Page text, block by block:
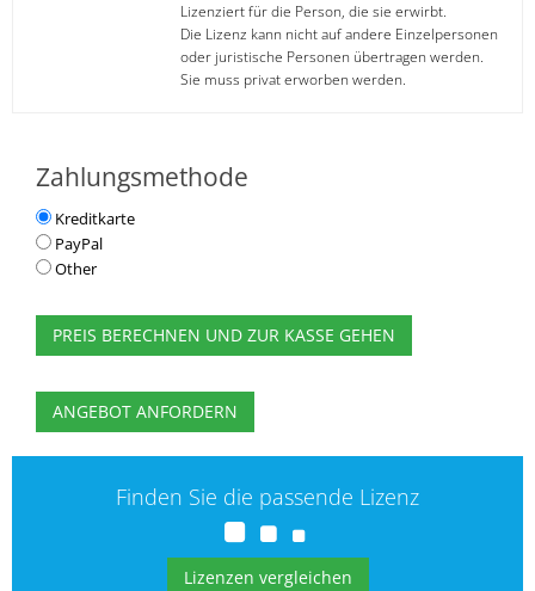
Lizenziert für die Person, die sie erwirbt.
Die Lizenz kann nicht auf andere Einzelpersonen
oder juristische Personen übertragen werden.
Sie muss privat erworben werden.
Zahlungsmethode
Kreditkarte
PayPal
Other
PREIS BERECHNEN UND ZUR KASSE GEHEN
ANGEBOT ANFORDERN
Finden Sie die passende Lizenz
Lizenzen vergleichen